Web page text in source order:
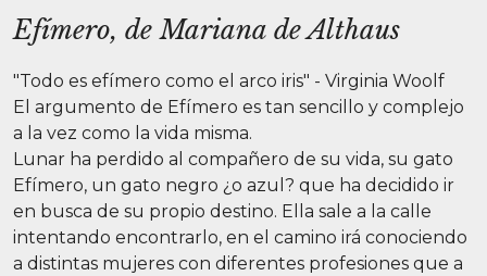
Efímero, de Mariana de Althaus
"Todo es efímero como el arco iris" - Virginia Woolf
El argumento de Efímero es tan sencillo y complejo
a la vez como la vida misma.
Lunar ha perdido al compañero de su vida, su gato
Efímero, un gato negro ¿o azul? que ha decidido ir
en busca de su propio destino. Ella sale a la calle
intentando encontrarlo, en el camino irá conociendo
a distintas mujeres con diferentes profesiones que a